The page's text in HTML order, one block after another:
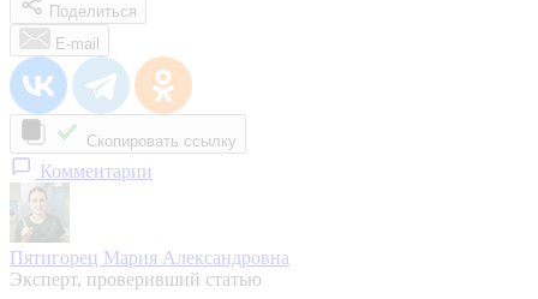
Поделиться
E-mail
Скопировать ссылку
Комментарии
Пятигорец Мария Александровна
Эксперт, проверивший статью